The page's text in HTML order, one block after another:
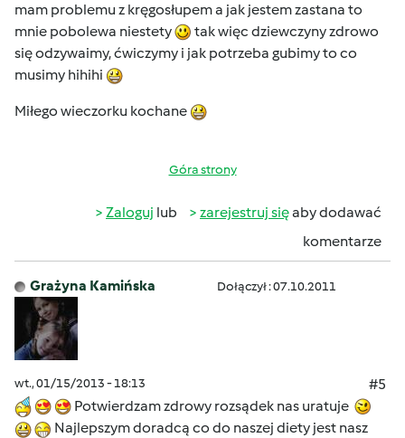
mam problemu z kręgosłupem a jak jestem zastana to
mnie pobolewa niestety
tak więc dziewczyny zdrowo
się odzywaimy, ćwiczymy i jak potrzeba gubimy to co
musimy hihihi
Miłego wieczorku kochane
Góra strony
Zaloguj lub zarejestruj sięaby dodawać
komentarze
Grażyna Kamińska Dołączył : 07.10.2011
wt., 01/15/2013 - 18:13
#5
Potwierdzam zdrowy rozsądek nas uratuje
Najlepszym doradcą co do naszej diety jest nasz